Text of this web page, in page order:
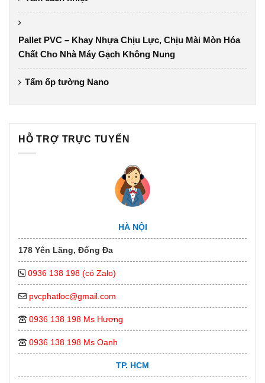
Pallet PVC – Khay Nhựa Chịu Lực, Chịu Mài Mòn Hóa
Chất Cho Nhà Máy Gạch Không Nung
Tấm ốp tường Nano
HỖ TRỢ TRỰC TUYẾN
HÀ NỘI
178 Yên Lãng, Đống Đa
0936 138 198 (có Zalo)
pvcphatloc@gmail.com
0936 138 198 Ms Hương
0936 138 198 Ms Oanh
TP. HCM